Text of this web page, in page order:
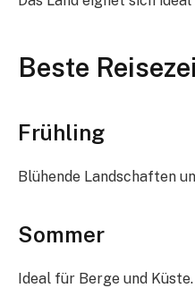
Beste
Frühling
Blühende Landschaften
Sommer
Ideal für Berge und Küste.